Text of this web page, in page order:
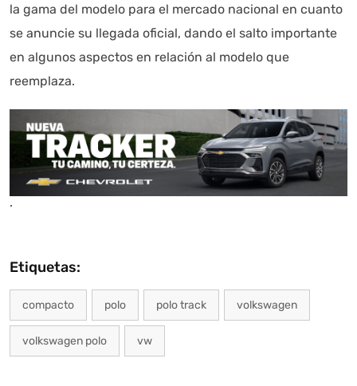
la gama del modelo para el mercado nacional en cuanto
se anuncie su llegada oficial, dando el salto importante
en algunos aspectos en relación al modelo que
reemplaza.
.
Etiquetas:
compacto polo polo track volkswagen
volkswagen polo vw